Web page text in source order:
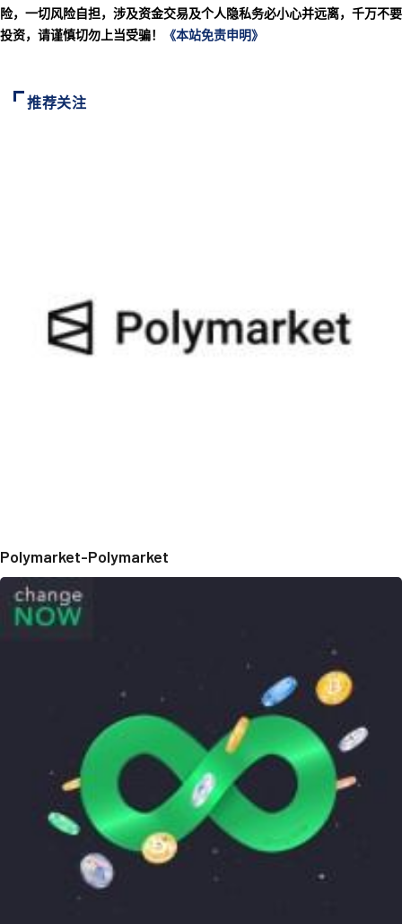
险，一切风险自担，涉及资金交易及个人隐私务必小心并远离，千万不要
投资，请谨慎切勿上当受骗！
《本站免责申明》
推荐关注
Polymarket-Polymarket